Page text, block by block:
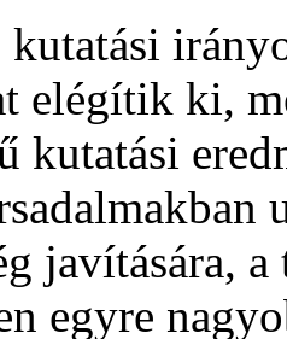
kutatási
elégítik ki,
kutatási
javítására,
egyre